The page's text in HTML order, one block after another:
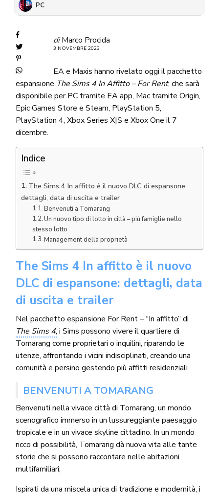
PC
di Marco Procida
3 NOVEMBRE 2023
EA e Maxis hanno rivelato oggi il pacchetto
espansione The Sims 4 In Affitto – For Rent, che sarà
disponibile per PC tramite EA app, Mac tramite Origin,
Epic Games Store e Steam, PlayStation 5,
PlayStation 4, Xbox Series X|S e Xbox One il 7
dicembre.
Indice
The Sims 4 In affitto è il nuovo DLC di espansone:
dettagli, data di uscita e trailer
Benvenuti a Tomarang
Un nuovo tipo di lotto in città – più famiglie nello
stesso lotto
Management della proprietà
The Sims 4 In affitto è il nuovo
DLC di espansone: dettagli, data
di uscita e trailer
Nel pacchetto espansione For Rent – “In affitto” di
The Sims 4, i Sims possono vivere il quartiere di
Tomarang come proprietari o inquilini, riparando le
utenze, affrontando i vicini indisciplinati, creando una
comunità e persino gestendo più affitti residenziali.
BENVENUTI A TOMARANG
Benvenuti nella vivace città di Tomarang, un mondo
scenografico immerso in un lussureggiante paesaggio
tropicale e in un vivace skyline cittadino. In un mondo
ricco di possibilità, Tomarang dà nuova vita alle tante
storie che si possono raccontare nelle abitazioni
multifamiliari;
Ispirati da una miscela unica di tradizione e modernità, i